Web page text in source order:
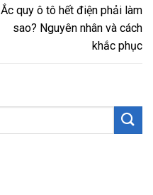
Ắc quy ô tô hết điện phải làm
sao? Nguyên nhân và cách
khắc phục